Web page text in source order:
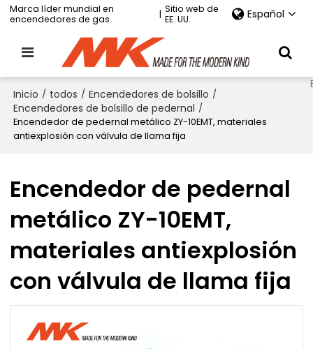
Marca líder mundial en
encendedores de gas.
| Sitio web de
EE. UU.
Español
Inicio / todos / Encendedores de bolsillo /
Encendedores de bolsillo de pedernal /
Encendedor de pedernal metálico ZY-10EMT, materiales
antiexplosión con válvula de llama fija
Encendedor de pedernal
metálico ZY-10EMT,
materiales antiexplosión
con válvula de llama fija